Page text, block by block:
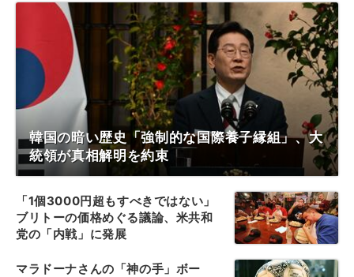
韓国の暗い歴史「強制的な国際養子縁組」、大
統領が真相解明を約束
「1個3000円超もすべきではない」
ブリトーの価格めぐる議論、米共和
党の「内戦」に発展
マラドーナさんの「神の手」ボー